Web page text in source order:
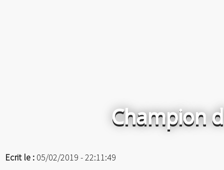
Champion
Ecrit le : 05/02/2019 - 22:11:49